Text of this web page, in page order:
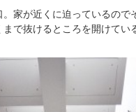
。家が近くに迫っているので
で抜けるところを開けてい